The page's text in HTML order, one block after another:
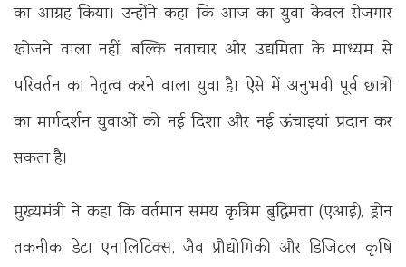
का आग्रह किया। उन्होंने कहा कि आज का युवा केवल रोजगार
खोजने वाला नहीं, बल्कि नवाचार और उद्यमिता के माध्यम से
परिवर्तन का नेतृत्व करने वाला युवा है। ऐसे में अनुभवी पूर्व छात्रों
का मार्गदर्शन युवाओं को नई दिशा और नई ऊंचाइयां प्रदान कर
सकता है।
मुख्यमंत्री ने कहा कि वर्तमान समय कृत्रिम बुद्धिमत्ता (एआई), ड्रोन
तकनीक, डेटा एनालिटिक्स, जैव प्रौद्योगिकी और डिजिटल कृषि